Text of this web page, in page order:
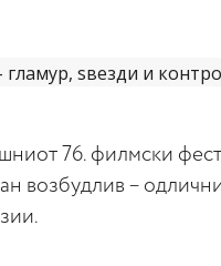
76. филмски
возбудлив –